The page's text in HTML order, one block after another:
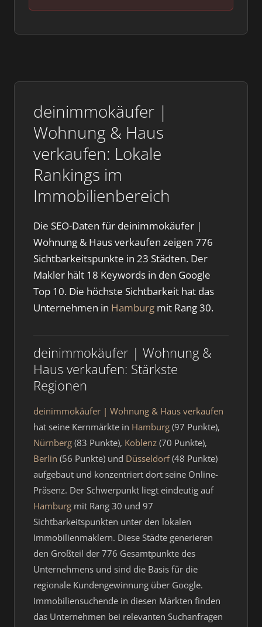
deinimmokäufer |
Wohnung & Haus
verkaufen: Lokale
Rankings im
Immobilienbereich
Die SEO-Daten für deinimmokäufer |
Wohnung & Haus verkaufen zeigen 776
Sichtbarkeitspunkte in 23 Städten. Der
Makler hält 18 Keywords in den Google
Top 10. Die höchste Sichtbarkeit hat das
Unternehmen in Hamburg mit Rang 30.
deinimmokäufer | Wohnung &
Haus verkaufen: Stärkste
Regionen
deinimmokäufer | Wohnung & Haus verkaufen
hat seine Kernmärkte in Hamburg (97 Punkte),
Nürnberg (83 Punkte), Koblenz (70 Punkte),
Berlin (56 Punkte) und Düsseldorf(48 Punkte)
aufgebaut und konzentriert dort seine Online-
Präsenz. Der Schwerpunkt liegt eindeutig auf
Hamburg mit Rang 30 und 97
Sichtbarkeitspunkten unter den lokalen
Immobilienmaklern. Diese Städte generieren
den Großteil der 776 Gesamtpunkte des
Unternehmens und sind die Basis für die
regionale Kundengewinnung über Google.
Immobiliensuchende in diesen Märkten finden
das Unternehmen bei relevanten Suchanfragen